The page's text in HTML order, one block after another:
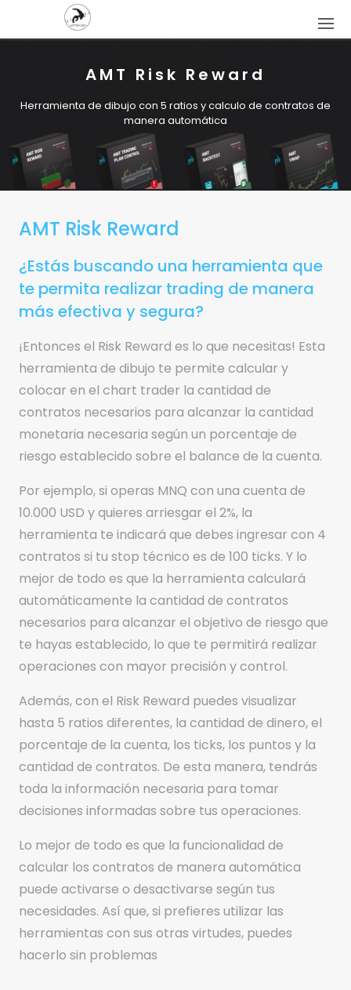
AMT Risk Reward
Herramienta de dibujo con 5 ratios y calculo de contratos de
manera automática
AMT Risk Reward
¿Estás buscando una herramienta que
te permita realizar trading de manera
más efectiva y segura?
¡Entonces el Risk Reward es lo que necesitas! Esta
herramienta de dibujo te permite calcular y
colocar en el chart trader la cantidad de
contratos necesarios para alcanzar la cantidad
monetaria necesaria según un porcentaje de
riesgo establecido sobre el balance de la cuenta.
Por ejemplo, si operas MNQ con una cuenta de
10.000 USD y quieres arriesgar el 2%, la
herramienta te indicará que debes ingresar con 4
contratos si tu stop técnico es de 100 ticks. Y lo
mejor de todo es que la herramienta calculará
automáticamente la cantidad de contratos
necesarios para alcanzar el objetivo de riesgo que
te hayas establecido, lo que te permitirá realizar
operaciones con mayor precisión y control.
Además, con el Risk Reward puedes visualizar
hasta 5 ratios diferentes, la cantidad de dinero, el
porcentaje de la cuenta, los ticks, los puntos y la
cantidad de contratos. De esta manera, tendrás
toda la información necesaria para tomar
decisiones informadas sobre tus operaciones.
Lo mejor de todo es que la funcionalidad de
calcular los contratos de manera automática
puede activarse o desactivarse según tus
necesidades. Así que, si prefieres utilizar las
herramientas con sus otras virtudes, puedes
hacerlo sin problemas